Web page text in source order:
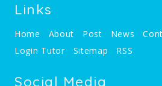
Links
Home About Post News
Login Tutor
Sitemap RSS
Social Media